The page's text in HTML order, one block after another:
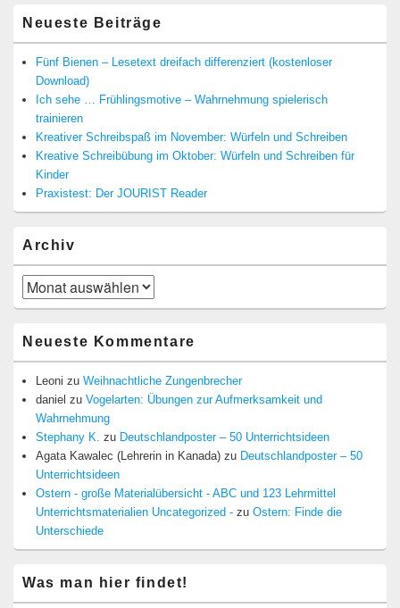
Neueste Beiträge
Fünf Bienen – Lesetext dreifach differenziert (kostenloser
Download)
Ich sehe … Frühlingsmotive – Wahrnehmung spielerisch
trainieren
Kreativer Schreibspaß im November: Würfeln und Schreiben
Kreative Schreibübung im Oktober: Würfeln und Schreiben für
Kinder
Praxistest: Der JOURIST Reader
Archiv
Archiv
Neueste Kommentare
Leoni zu Weihnachtliche Zungenbrecher
daniel zu Vogelarten: Übungen zur Aufmerksamkeit und
Wahrnehmung
Stephany K. zu Deutschlandposter – 50 Unterrichtsideen
Agata Kawalec (Lehrerin in Kanada) zu Deutschlandposter – 50
Unterrichtsideen
Ostern - große Materialübersicht - ABC und 123 Lehrmittel
Unterrichtsmaterialien Uncategorized - zu Ostern: Finde die
Unterschiede
Was man hier findet!